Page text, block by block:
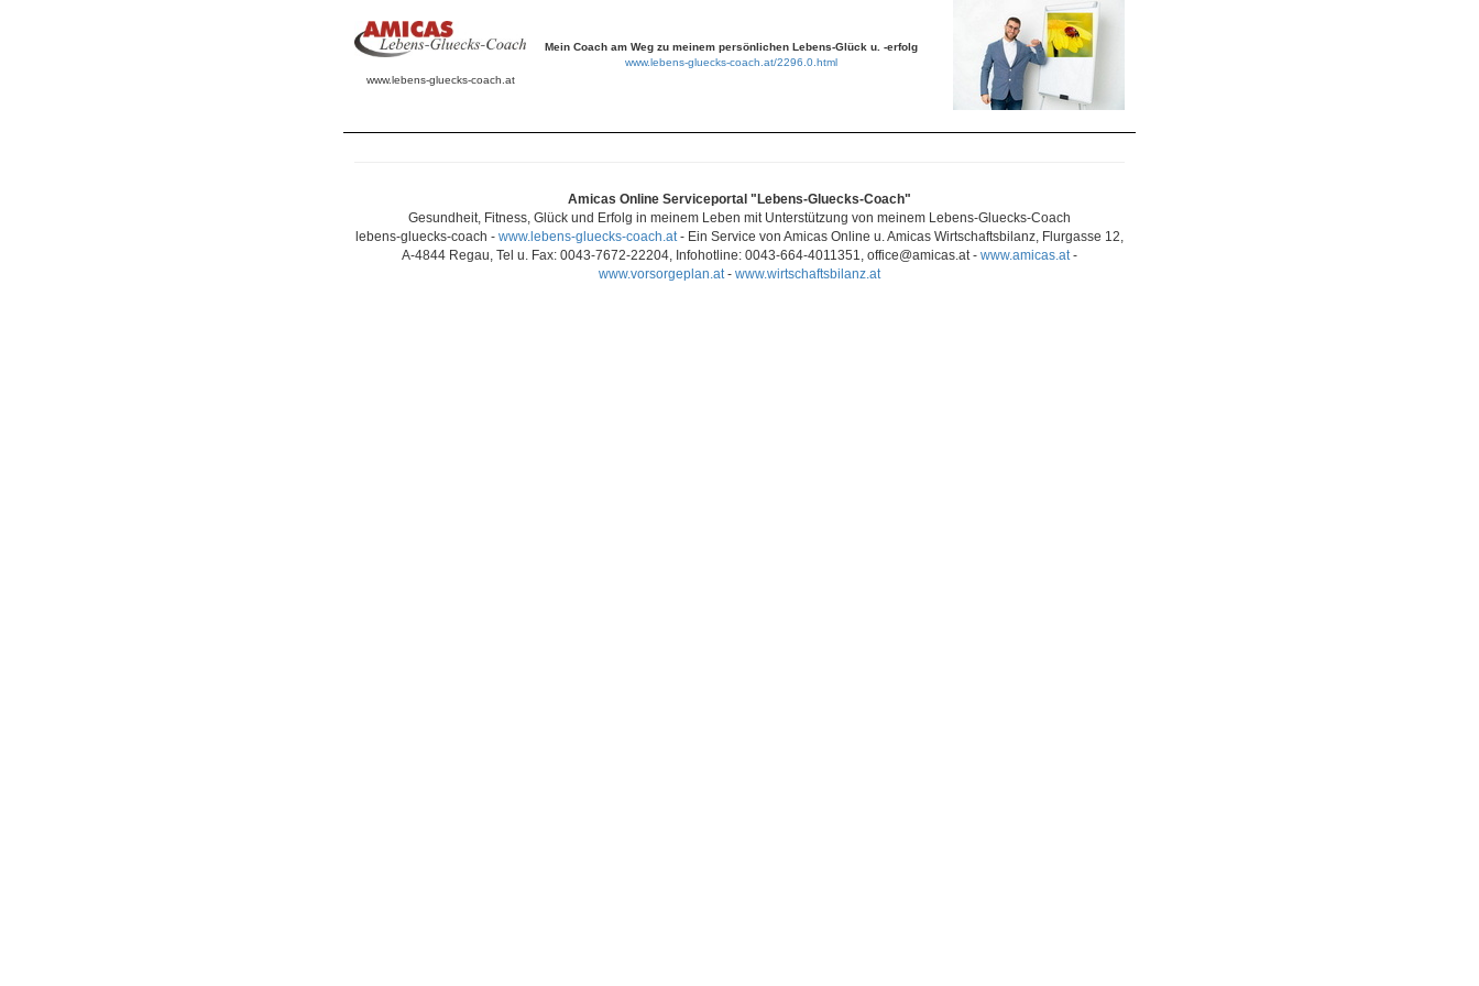
www.lebens-gluecks-coach.at
Mein Coach am Weg zu meinem persönlichen Lebens-Glück u. -erfolg
www.lebens-gluecks-coach.at/2296.0.html
Amicas Online Serviceportal "Lebens-Gluecks-Coach"
Gesundheit, Fitness, Glück und Erfolg in meinem Leben mit Unterstützung von meinem Lebens-Gluecks-Coach
lebens-gluecks-coach - www.lebens-gluecks-coach.at- Ein Service von Amicas Online u. Amicas Wirtschaftsbilanz, Flurgasse 12,
A-4844 Regau, Tel u. Fax: 0043-7672-22204, Infohotline: 0043-664-4011351, office@amicas.at - www.amicas.at-
www.vorsorgeplan.at- www.wirtschaftsbilanz.at